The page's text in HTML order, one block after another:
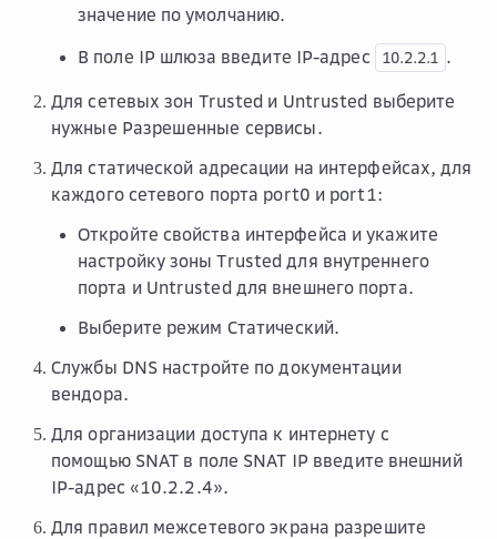
значение по умолчанию.
В поле IP шлюза введите IP-адрес 10.2.2.1 .
Для сетевых зон Trusted и Untrusted выберите
нужные Разрешенные сервисы.
Для статической адресации на интерфейсах, для
каждого сетевого порта port0 и port1:
Откройте свойства интерфейса и укажите
настройку зоны Trusted для внутреннего
порта и Untrusted для внешнего порта.
Выберите режим Статический.
Службы DNS настройте по документации
вендора.
Для организации доступа к интернету с
помощью SNAT в поле SNAT IP введите внешний
IP-адрес «10.2.2.4».
Для правил межсетевого экрана разрешите